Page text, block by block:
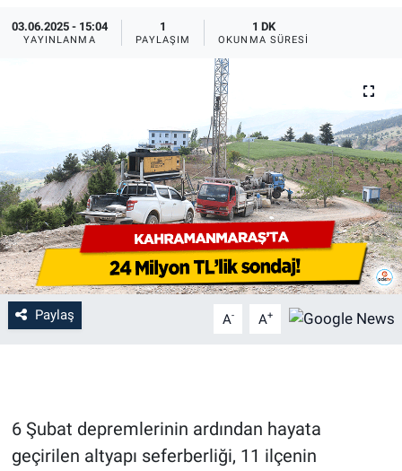
03.06.2025 - 15:04
YAYINLANMA
1
PAYLAŞIM
1 DK
OKUNMA SÜRESI
Paylaş A- A+
6 Şubat depremlerinin ardından hayata
geçirilen altyapı seferberliği, 11 ilçenin